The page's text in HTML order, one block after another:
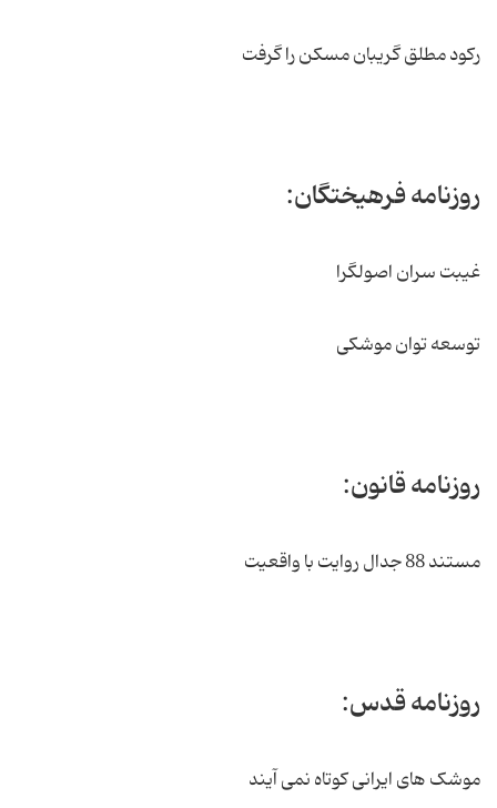
رکود مطلق گریبان مسکن را گرفت
روزنامه فرهیختگان:
غیبت سران اصولگرا
توسعه توان موشکی
روزنامه قانون:
مستند 88 جدال روایت با واقعیت
روزنامه قدس:
موشک های ایرانی کوتاه نمی آیند